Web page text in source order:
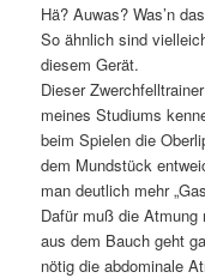
Hä? Auwas? Was’n
So ähnlich sind
diesem Gerät.
Dieser
meines Studiums
beim Spielen die
dem Mundstück
man deutlich mehr
Dafür muß die
aus dem Bauch geht
nötig die abdominale